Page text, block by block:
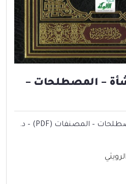
– المصطلحات –
رواة الحديث: النشأة – المصطلحات – المصنفات (PDF) – د.